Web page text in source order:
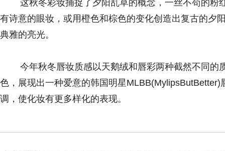
这秋冬彩妆捕捉了夕阳乱草的概念，一丝不苟的粉
有诗意的眼妆，或用橙色和棕色的变化创造出复古的夕
典雅的亮光。
今年秋冬唇妆质感以天鹅绒和唇彩两种截然不同的
色，展现出一种爱意的韩国明星
调，使化妆有更多样化的表现。